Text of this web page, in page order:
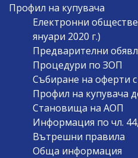
Профил на купувача
Електронни
януари 2020 г.)
Предварителни
Процедури по ЗОП
Събиране на оферти
Профил на купувача
Становища на АОП
Информация по чл.
Вътрешни правила
Обща информация